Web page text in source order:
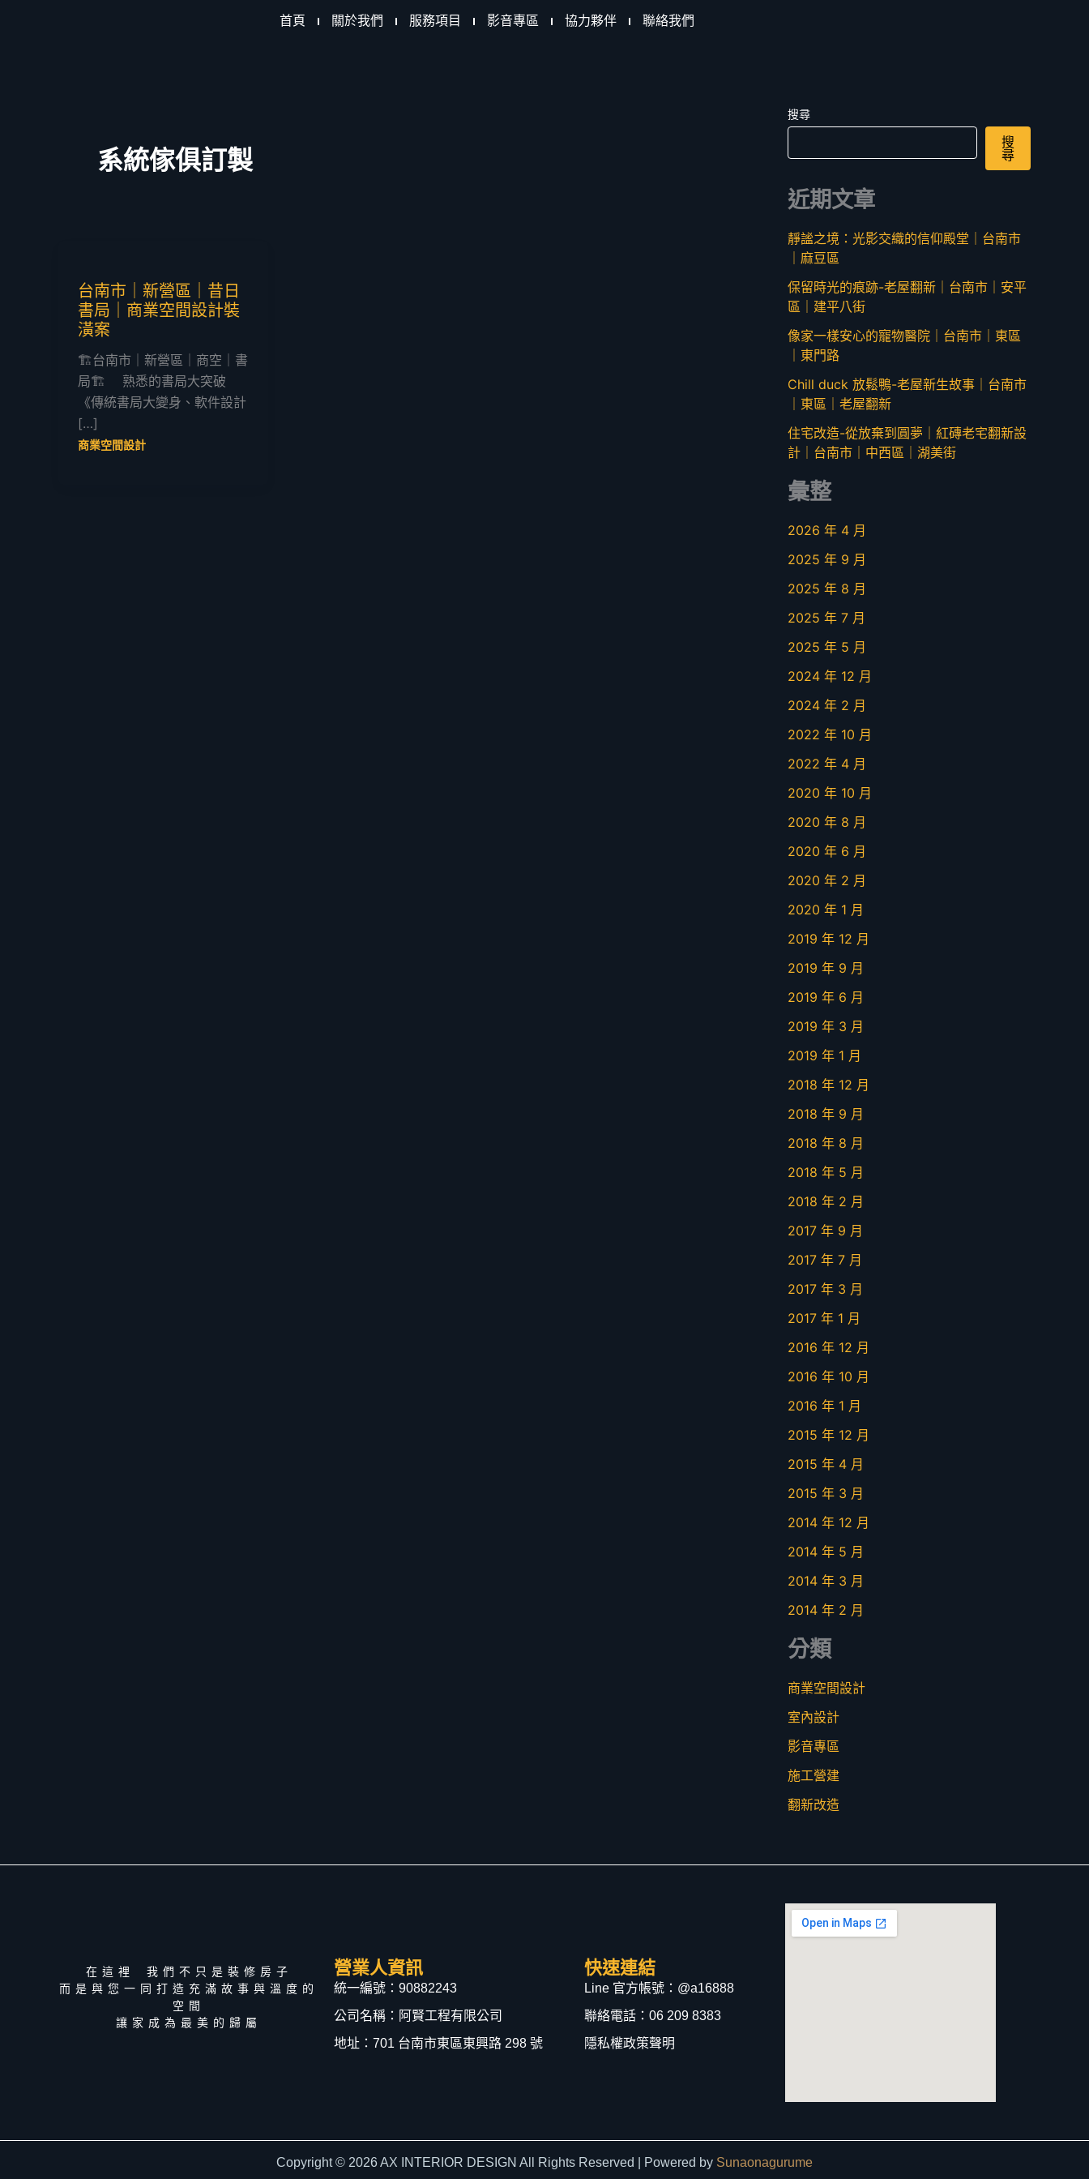
首頁 關於我們 服務項目 影音專區 協力夥伴 聯絡我們
系統傢俱訂製
台南市｜新營區｜昔日
書局｜商業空間設計裝
潢案
🏗️台南市｜新營區｜商空｜書
局🏗️ 熟悉的書局大突破
《傳統書局大變身、軟件設計
[…]
商業空間設計
搜尋
搜
尋
近期文章
靜謐之境：光影交織的信仰殿堂｜台南市
｜麻豆區
保留時光的痕跡-老屋翻新｜台南市｜安平
區｜建平八街
像家一樣安心的寵物醫院｜台南市｜東區
｜東門路
Chill duck 放鬆鴨-老屋新生故事｜台南市
｜東區｜老屋翻新
住宅改造-從放棄到圓夢｜紅磚老宅翻新設
計｜台南市｜中西區｜湖美街
彙整
2026 年 4 月
2025 年 9 月
2025 年 8 月
2025 年 7 月
2025 年 5 月
2024 年 12 月
2024 年 2 月
2022 年 10 月
2022 年 4 月
2020 年 10 月
2020 年 8 月
2020 年 6 月
2020 年 2 月
2020 年 1 月
2019 年 12 月
2019 年 9 月
2019 年 6 月
2019 年 3 月
2019 年 1 月
2018 年 12 月
2018 年 9 月
2018 年 8 月
2018 年 5 月
2018 年 2 月
2017 年 9 月
2017 年 7 月
2017 年 3 月
2017 年 1 月
2016 年 12 月
2016 年 10 月
2016 年 1 月
2015 年 12 月
2015 年 4 月
2015 年 3 月
2014 年 12 月
2014 年 5 月
2014 年 3 月
2014 年 2 月
分類
商業空間設計
室內設計
影音專區
施工營建
翻新改造
在這裡 我們不只是裝修房子
而是與您一同打造充滿故事與溫度的
空間
讓家成為最美的歸屬
營業人資訊
統一編號：90882243
公司名稱：阿賢工程有限公司
地址：701 台南市東區東興路 298 號
快速連結
Line 官方帳號：@a16888
聯絡電話：06 209 8383
隱私權政策聲明
Copyright © 2026 AX INTERIOR DESIGN All Rights Reserved | Powered by Sunaonagurume